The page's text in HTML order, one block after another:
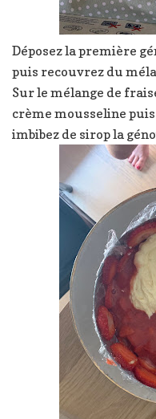
Déposez la première
puis recouvrez du
Sur le mélange de
crème mousseline
imbibez de sirop la